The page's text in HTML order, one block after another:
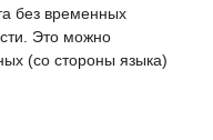
без временных
Это можно
(со стороны языка)